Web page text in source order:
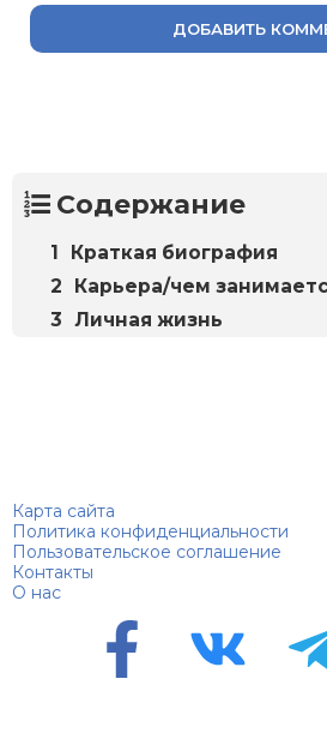
ДОБАВИТЬ
Содержание
Краткая биография
Карьера/чем
Личная жизнь
Карта сайта
Политика конфиденциальности
Пользовательское соглашение
Контакты
О нас